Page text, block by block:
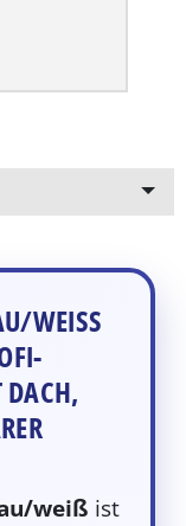
WEISS K
H
N
F
weiß ist